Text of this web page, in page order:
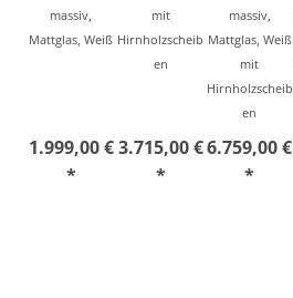
massiv,
Mattglas, Weiß
1.999,00 €
*
mit
Hirnholzscheib
en
3.715,00 €
*
massiv,
Mattglas, Weiß
mit
Hirnholzscheib
en
6.759,00 €
*